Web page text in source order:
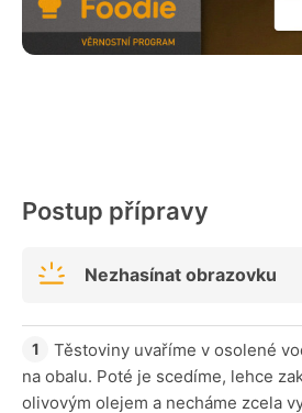
Postup přípravy
Nezhasínat obrazovku
Těstoviny uvaříme v osolené
na obalu. Poté je scedíme, lehce
olivovým olejem a necháme zcela